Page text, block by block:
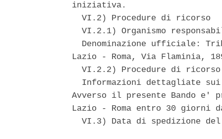
iniziativa.
  VI.2) Procedure di ricorso
VI.2.1) Organismo
Denominazione ufficiale:
Lazio - Roma, Via Flaminia,
VI.2.2) Procedure di
Informazioni dettagliate
Avverso il presente Bando
Lazio - Roma entro 30 giorni
VI.3) Data di spedizione